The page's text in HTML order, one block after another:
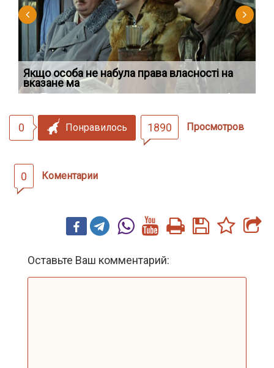
Якщо особа не набула права власності на
вказане ма
0 Понравилось 1890 Просмотров
0 Коментарии
Оставьте Ваш комментарий: